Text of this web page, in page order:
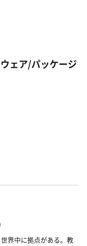
ェア/パッケージ
界中に拠点がある。教